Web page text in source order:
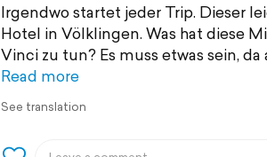
Irgendwo startet jeder Trip. Dieser
Hotel in Völklingen. Was hat diese
Vinci zu tun? Es muss etwas sein,
Read more
See translation